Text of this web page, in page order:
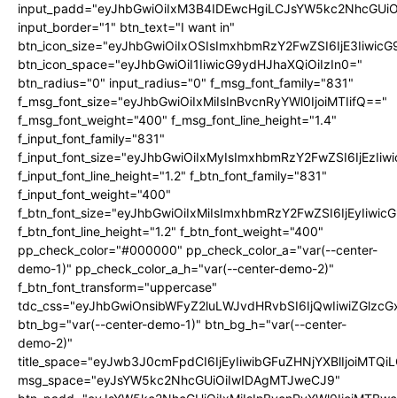
input_border="1" btn_text="I want in"
btn_icon_space="eyJhbGwiOiI1IiwicG9ydHJhaXQiOiIzIn0="
btn_radius="0" input_radius="0" f_msg_font_family="831"
f_msg_font_size="eyJhbGwiOiIxMiIsInBvcnRyYWl0IjoiMTIifQ=="
f_msg_font_weight="400" f_msg_font_line_height="1.4"
f_input_font_family="831"
f_input_font_line_height="1.2" f_btn_font_family="831"
f_input_font_weight="400"
f_btn_font_line_height="1.2" f_btn_font_weight="400"
pp_check_color="#000000" pp_check_color_a="var(--center-
demo-1)" pp_check_color_a_h="var(--center-demo-2)"
f_btn_font_transform="uppercase"
btn_bg="var(--center-demo-1)" btn_bg_h="var(--center-
demo-2)"
msg_space="eyJsYW5kc2NhcGUiOiIwIDAgMTJweCJ9"